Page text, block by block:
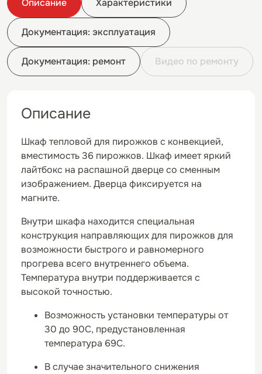
Описание Характеристики
Документация: эксплуатация
Документация: ремонт Видео по ремонту
Описание
Шкаф тепловой для пирожков с конвекцией,
вместимость 36 пирожков. Шкаф имеет яркий
лайтбокс на распашной дверце со сменным
изображением. Дверца фиксируется на
магните.
Внутри шкафа находится специальная
конструкция направляющих для пирожков для
возможности быстрого и равномерного
прогрева всего внутреннего объема.
Температура внутри поддерживается с
высокой точностью.
Возможность установки температуры от
30 до 90С, предустановленная
температура 69С.
В случае значительного снижения